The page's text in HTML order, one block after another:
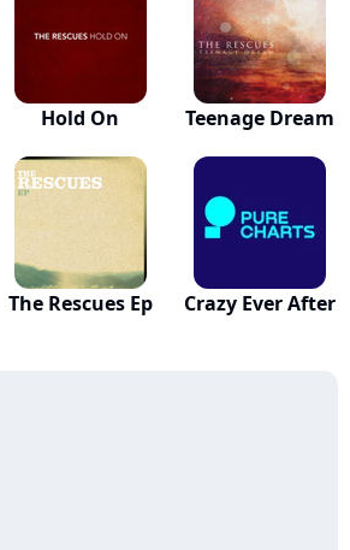
Hold On Teenage Dream
The Rescues Ep Crazy Ever After